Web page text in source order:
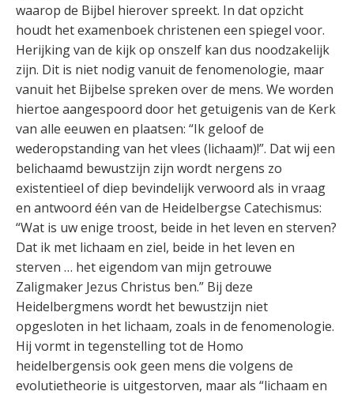
waarop de Bijbel hierover spreekt. In dat opzicht
houdt het examenboek christenen een spiegel voor.
Herijking van de kijk op onszelf kan dus noodzakelijk
zijn. Dit is niet nodig vanuit de fenomenologie, maar
vanuit het Bijbelse spreken over de mens. We worden
hiertoe aangespoord door het getuigenis van de Kerk
van alle eeuwen en plaatsen: “Ik geloof de
wederopstanding van het vlees (lichaam)!”. Dat wij een
belichaamd bewustzijn zijn wordt nergens zo
existentieel of diep bevindelijk verwoord als in vraag
en antwoord één van de Heidelbergse Catechismus:
“Wat is uw enige troost, beide in het leven en sterven?
Dat ik met lichaam en ziel, beide in het leven en
sterven … het eigendom van mijn getrouwe
Zaligmaker Jezus Christus ben.” Bij deze
Heidelbergmens wordt het bewustzijn niet
opgesloten in het lichaam, zoals in de fenomenologie.
Hij vormt in tegenstelling tot de Homo
heidelbergensis ook geen mens die volgens de
evolutietheorie is uitgestorven, maar als “lichaam en